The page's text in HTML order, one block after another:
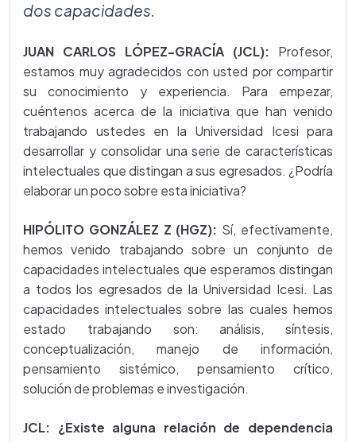
dos capacidades.
JUAN CARLOS LÓPEZ-GRACÍA (JCL): Profesor,
estamos muy agradecidos con usted por compartir
su conocimiento y experiencia. Para empezar,
cuéntenos acerca de la iniciativa que han venido
trabajando ustedes en la Universidad Icesi para
desarrollar y consolidar una serie de características
intelectuales que distingan a sus egresados. ¿Podría
elaborar un poco sobre esta iniciativa?
HIPÓLITO GONZÁLEZ Z (HGZ): Sí, efectivamente,
hemos venido trabajando sobre un conjunto de
capacidades intelectuales que esperamos distingan
a todos los egresados de la Universidad Icesi. Las
capacidades intelectuales sobre las cuales hemos
estado trabajando son: análisis, síntesis,
conceptualización, manejo de información,
pensamiento sistémico, pensamiento crítico,
solución de problemas e investigación.
JCL: ¿Existe alguna relación de dependencia